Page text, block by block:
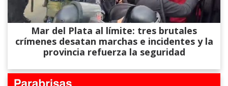
Mar del Plata al límite: tres brutales
crímenes desatan marchas e incidentes y la
provincia refuerza la seguridad